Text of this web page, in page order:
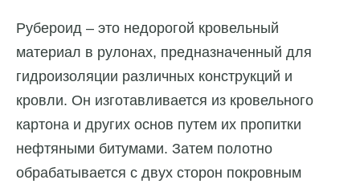
Рубероид – это недорогой кровельный
материал в рулонах, предназначенный для
гидроизоляции различных конструкций и
кровли. Он изготавливается из кровельного
картона и других основ путем их пропитки
нефтяными битумами. Затем полотно
обрабатывается с двух сторон покровным